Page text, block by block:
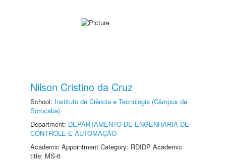
Nilson Cristino da Cruz
School: Instituto de Ciência e Tecnologia (Câmpus de
Sorocaba)
Department: DEPARTAMENTO DE ENGENHARIA DE
CONTROLE E AUTOMAÇÃO
Academic Appointment Category: RDIDP Academic
title: MS-6